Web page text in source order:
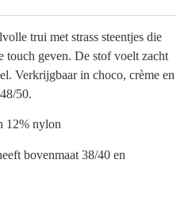
trui met strass steentjes die
touch geven. De stof voelt zacht
Verkrijgbaar in choco, crème en
50.
12% nylon
bovenmaat 38/40 en